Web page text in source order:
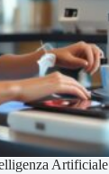
Artificiale